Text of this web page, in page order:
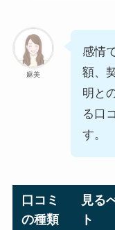
麻美
感情
額、
明と
る口
す。
口コミ
の種類
見る
ト